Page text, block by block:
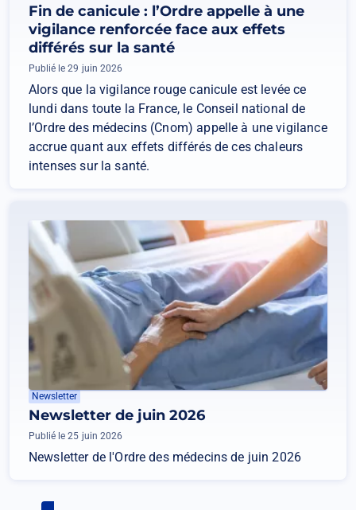
Fin de canicule : l’Ordre appelle à une
vigilance renforcée face aux effets
différés sur la santé
Publié le 29 juin 2026
Alors que la vigilance rouge canicule est levée ce
lundi dans toute la France, le Conseil national de
l’Ordre des médecins (Cnom) appelle à une vigilance
accrue quant aux effets différés de ces chaleurs
intenses sur la santé.
Newsletter
Newsletter de juin 2026
Publié le 25 juin 2026
Newsletter de l'Ordre des médecins de juin 2026